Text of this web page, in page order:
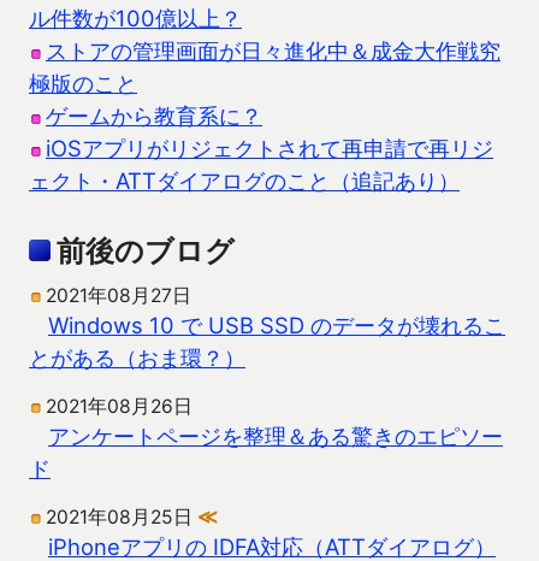
ル件数が100億以上？
ストアの管理画面が日々進化中＆成金大作戦究
極版のこと
ゲームから教育系に？
iOSアプリがリジェクトされて再申請で再リジ
ェクト・ATTダイアログのこと（追記あり）
前後のブログ
2021年08月27日
Windows 10 で USB SSD のデータが壊れるこ
とがある（おま環？）
2021年08月26日
アンケートページを整理＆ある驚きのエピソー
ド
2021年08月25日 ≪
iPhoneアプリの IDFA対応（ATTダイアログ）